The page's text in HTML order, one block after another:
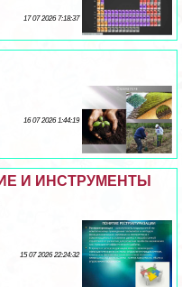
17 07 2026 7:18:37
16 07 2026 1:44:19
И ИНСТРУМЕНТЫ
15 07 2026 22:24:32